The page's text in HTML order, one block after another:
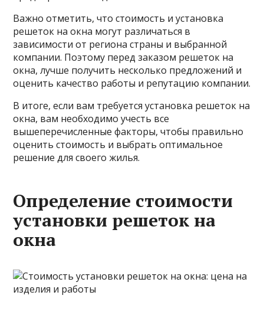
Важно отметить, что стоимость и установка
решеток на окна могут различаться в
зависимости от региона страны и выбранной
компании. Поэтому перед заказом решеток на
окна, лучше получить несколько предложений и
оценить качество работы и репутацию компании.
В итоге, если вам требуется установка решеток на
окна, вам необходимо учесть все
вышеперечисленные факторы, чтобы правильно
оценить стоимость и выбрать оптимальное
решение для своего жилья.
Определение стоимости
установки решеток на
окна